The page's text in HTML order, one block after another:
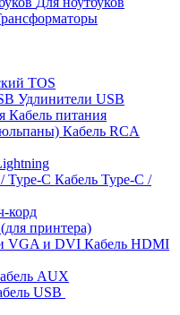
TOS
Удлинители USB
Кабель питания
Кабель RCA
Кабель Type-C /
корд
принтера)
Кабель HDMI
AUX
USB